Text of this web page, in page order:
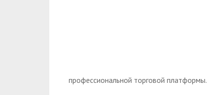
профессиональной торговой платформы.